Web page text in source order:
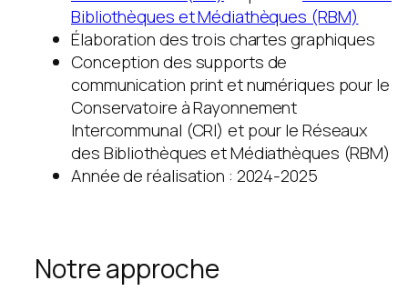
Bibliothèques et Médiathèques (RBM)
Élaboration des trois chartes graphiques
Conception des supports de
communication print et numériques pour le
Conservatoire à Rayonnement
Intercommunal (CRI) et pour le Réseaux
des Bibliothèques et Médiathèques (RBM)
Année de réalisation : 2024-2025
Notre approche